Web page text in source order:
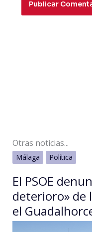
Otras noticias...
Málaga Política
El PSOE
deterioro» de
el